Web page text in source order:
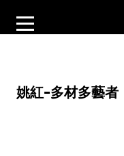
姚紅–多材多藝者